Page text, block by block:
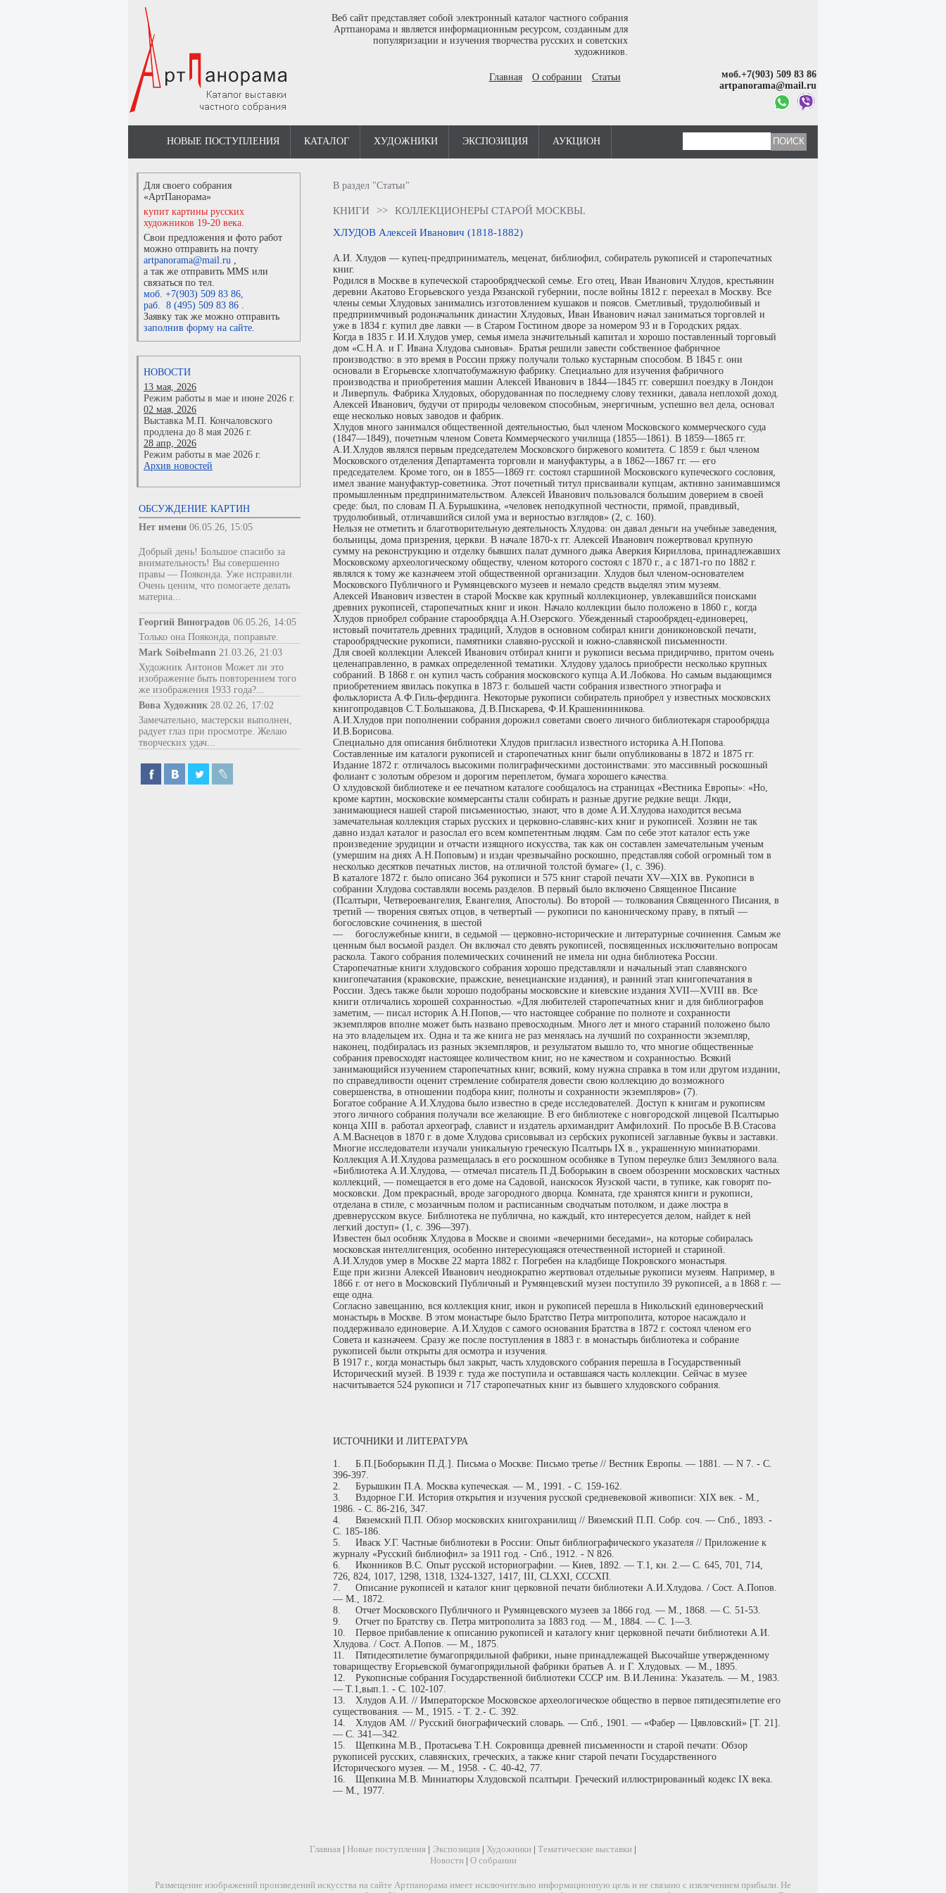
Веб сайт представляет собой электронный каталог частного собрания
Артпанорама и является информационным ресурсом, созданным для
популяризации и изучения творчества русских и советских
художников.
Главная О собрании Статьи
моб.+7(903) 509 83 86
artpanorama@mail.ru
НОВЫЕ ПОСТУПЛЕНИЯ КАТАЛОГ ХУДОЖНИКИ ЭКСПОЗИЦИЯ АУКЦИОН
Для своего собрания
«АртПанорама»
купит картины русских
художников 19-20 века.
Свои предложения и фото работ
можно отправить на почту
artpanorama@mail.ru ,
а так же отправить MMS или
связаться по тел.
моб. +7(903) 509 83 86,
раб. 8 (495) 509 83 86 .
Заявку так же можно отправить
заполнив форму на сайте.
НОВОСТИ
13 мая, 2026
Режим работы в мае и июне 2026 г.
02 мая, 2026
Выставка М.П. Кончаловского
продлена до 8 мая 2026 г.
28 апр, 2026
Режим работы в мае 2026 г.
Архив новостей
ОБСУЖДЕНИЕ КАРТИН
Нет имени 06.05.26, 15:05
Добрый день! Большое спасибо за
внимательность! Вы совершенно
правы — Пояконда. Уже исправили.
Очень ценим, что помогаете делать
материа...
Георгий Виноградов 06.05.26, 14:05
Только она Пояконда, поправьте.
Mark Soibelmann 21.03.26, 21:03
Художник Антонов Может ли это
изображение быть повторением того
же изображения 1933 года?...
Вова Художник 28.02.26, 17:02
Замечательно, мастерски выполнен,
радует глаз при просмотре. Желаю
творческих удач...
В раздел "Статьи"
КНИГИ >> КОЛЛЕКЦИОНЕРЫ СТАРОЙ МОСКВЫ.
ХЛУДОВ Алексей Иванович (1818-1882)
А.И. Хлудов — купец-предприниматель, меценат, библиофил, собиратель рукописей и старопечатных
книг.
Родился в Москве в купеческой старообрядческой семье. Его отец, Иван Иванович Хлудов, крестьянин
деревни Акатово Егорьевского уезда Рязанской губернии, после войны 1812 г. переехал в Москву. Все
члены семьи Хлудовых занимались изготовлением кушаков и поясов. Сметливый, трудолюбивый и
предприимчивый родоначальник династии Хлудовых, Иван Иванович начал заниматься торговлей и
уже в 1834 г. купил две лавки — в Старом Гостином дворе за номером 93 и в Городских рядах.
Когда в 1835 г. И.И.Хлудов умер, семья имела значительный капитал и хорошо поставленный торговый
дом «С.Н.А. и Г. Ивана Хлудова сыновья». Братья решили завести собственное фабричное
производство: в это время в России пряжу получали только кустарным способом. В 1845 г. они
основали в Егорьевске хлопчатобумажную фабрику. Специально для изучения фабричного
производства и приобретения машин Алексей Иванович в 1844—1845 гг. совершил поездку в Лондон
и Ливерпуль. Фабрика Хлудовых, оборудованная по последнему слову техники, давала неплохой доход.
Алексей Иванович, будучи от природы человеком способным, энергичным, успешно вел дела, основал
еще несколько новых заводов и фабрик.
Хлудов много занимался общественной деятельностью, был членом Московского коммерческого суда
(1847—1849), почетным членом Совета Коммерческого училища (1855—1861). В 1859—1865 гг.
А.И.Хлудов являлся первым председателем Московского биржевого комитета. С 1859 г. был членом
Московского отделения Департамента торговли и мануфактуры, а в 1862—1867 гг. — его
председателем. Кроме того, он в 1855—1869 гг. состоял старшиной Московского купеческого сословия,
имел звание мануфактур-советника. Этот почетный титул присваивали купцам, активно занимавшимся
промышленным предпринимательством. Алексей Иванович пользовался большим доверием в своей
среде: был, по словам П.А.Бурышкина, «человек неподкупной честности, прямой, правдивый,
трудолюбивый, отличавшийся силой ума и верностью взглядов» (2, с. 160).
Нельзя не отметить и благотворительную деятельность Хлудова: он давал деньги на учебные заведения,
больницы, дома призрения, церкви. В начале 1870-х гг. Алексей Иванович пожертвовал крупную
сумму на реконструкцию и отделку бывших палат думного дьяка Аверкия Кириллова, принадлежавших
Московскому археологическому обществу, членом которого состоял с 1870 г., а с 1871-го по 1882 г.
являлся к тому же казначеем этой общественной организации. Хлудов был членом-основателем
Московского Публичного и Румянцевского музеев и немало средств выделял этим музеям.
Алексей Иванович известен в старой Москве как крупный коллекционер, увлекавшийся поисками
древних рукописей, старопечатных книг и икон. Начало коллекции было положено в 1860 г., когда
Хлудов приобрел собрание старообрядца А.Н.Озерского. Убежденный старообрядец-единоверец,
истовый почитатель древних традиций, Хлудов в основном собирал книги дониконовской печати,
старообрядческие рукописи, памятники славяно-русской и южно-славянской письменности.
Для своей коллекции Алексей Иванович отбирал книги и рукописи весьма придирчиво, притом очень
целенаправленно, в рамках определенной тематики. Хлудову удалось приобрести несколько крупных
собраний. В 1868 г. он купил часть собрания московского купца А.И.Лобкова. Но самым выдающимся
приобретением явилась покупка в 1873 г. большей части собрания известного этнографа и
фольклориста А.Ф.Гиль-фердинга. Некоторые рукописи собиратель приобрел у известных московских
книгопродавцов С.Т.Большакова, Д.В.Пискарева, Ф.И.Крашенинникова.
А.И.Хлудов при пополнении собрания дорожил советами своего личного библиотекаря старообрядца
И.В.Борисова.
Специально для описания библиотеки Хлудов пригласил известного историка А.Н.Попова.
Составленные им каталоги рукописей и старопечатных книг были опубликованы в 1872 и 1875 гг.
Издание 1872 г. отличалось высокими полиграфическими достоинствами: это массивный роскошный
фолиант с золотым обрезом и дорогим переплетом, бумага хорошего качества.
О хлудовской библиотеке и ее печатном каталоге сообщалось на страницах «Вестника Европы»: «Но,
кроме картин, московские коммерсанты стали собирать и разные другие редкие вещи. Люди,
занимающиеся нашей старой письменностью, знают, что в доме А.И.Хлудова находится весьма
замечательная коллекция старых русских и церковно-славянс-ких книг и рукописей. Хозяин не так
давно издал каталог и разослал его всем компетентным людям. Сам по себе этот каталог есть уже
произведение эрудиции и отчасти изящного искусства, так как он составлен замечательным ученым
(умершим на днях А.Н.Поповым) и издан чрезвычайно роскошно, представляя собой огромный том в
несколько десятков печатных листов, на отличной толстой бумаге» (1, с. 396).
В каталоге 1872 г. было описано 364 рукописи и 575 книг старой печати XV—XIX вв. Рукописи в
собрании Хлудова составляли восемь разделов. В первый было включено Священное Писание
(Псалтыри, Четвероевангелия, Евангелия, Апостолы). Во второй — толкования Священного Писания, в
третий — творения святых отцов, в четвертый — рукописи по каноническому праву, в пятый —
богословские сочинения, в шестой
—
богослужебные книги, в седьмой — церковно-исторические и литературные сочинения. Самым же
ценным был восьмой раздел. Он включал сто девять рукописей, посвященных исключительно вопросам
раскола. Такого собрания полемических сочинений не имела ни одна библиотека России.
Старопечатные книги хлудовского собрания хорошо представляли и начальный этап славянского
книгопечатания (краковские, пражские, венецианские издания), и ранний этап книгопечатания в
России. Здесь также были хорошо подобраны московские и киевские издания XVII—XVIII вв. Все
книги отличались хорошей сохранностью. «Для любителей старопечатных книг и для библиографов
заметим, — писал историк А.Н.Попов,— что настоящее собрание по полноте и сохранности
экземпляров вполне может быть названо превосходным. Много лет и много стараний положено было
на это владельцем их. Одна и та же книга не раз менялась на лучший по сохранности экземпляр,
наконец, подбиралась из разных экземпляров, и результатом вышло то, что многие общественные
собрания превосходят настоящее количеством книг, но не качеством и сохранностью. Всякий
занимающийся изучением старопечатных книг, всякий, кому нужна справка в том или другом издании,
по справедливости оценит стремление собирателя довести свою коллекцию до возможного
совершенства, в отношении подбора книг, полноты и сохранности экземпляров» (7).
Богатое собрание А.И.Хлудова было известно в среде исследователей. Доступ к книгам и рукописям
этого личного собрания получали все желающие. В его библиотеке с новгородской лицевой Псалтырью
конца XIII в. работал археограф, славист и издатель архимандрит Амфилохий. По просьбе В.В.Стасова
А.М.Васнецов в 1870 г. в доме Хлудова срисовывал из сербских рукописей заглавные буквы и заставки.
Многие исследователи изучали уникальную греческую Псалтырь IX в., украшенную миниатюрами.
Коллекция А.И.Хлудова размещалась в его роскошном особняке в Тупом переулке близ Земляного вала.
«Библиотека А.И.Хлудова, — отмечал писатель П.Д.Боборыкин в своем обозрении московских частных
коллекций, — помещается в его доме на Садовой, наискосок Яузской части, в тупике, как говорят по-
московски. Дом прекрасный, вроде загородного дворца. Комната, где хранятся книги и рукописи,
отделана в стиле, с мозаичным полом и расписанным сводчатым потолком, и даже люстра в
древнерусском вкусе. Библиотека не публична, но каждый, кто интересуется делом, найдет к ней
легкий доступ» (1, с. 396—397).
Известен был особняк Хлудова в Москве и своими «вечерними беседами», на которые собиралась
московская интеллигенция, особенно интересующаяся отечественной историей и стариной.
А.И.Хлудов умер в Москве 22 марта 1882 г. Погребен на кладбище Покровского монастыря.
Еще при жизни Алексей Иванович неоднократно жертвовал отдельные рукописи музеям. Например, в
1866 г. от него в Московский Публичный и Румянцевский музеи поступило 39 рукописей, а в 1868 г. —
еще одна.
Согласно завещанию, вся коллекция книг, икон и рукописей перешла в Никольский единоверческий
монастырь в Москве. В этом монастыре было Братство Петра митрополита, которое насаждало и
поддерживало единоверие. А.И.Хлудов с самого основания Братства в 1872 г. состоял членом его
Совета и казначеем. Сразу же после поступления в 1883 г. в монастырь библиотека и собрание
рукописей были открыты для осмотра и изучения.
В 1917 г., когда монастырь был закрыт, часть хлудовского собрания перешла в Государственный
Исторический музей. В 1939 г. туда же поступила и оставшаяся часть коллекции. Сейчас в музее
насчитывается 524 рукописи и 717 старопечатных книг из бывшего хлудовского собрания.
ИСТОЧНИКИ И ЛИТЕРАТУРА
1.
Б.П.[Боборыкин П.Д.]. Письма о Москве: Письмо третье // Вестник Европы. — 1881. — N 7. - С.
396-397.
2.
Бурышкин П.А. Москва купеческая. — М., 1991. - С. 159-162.
3.
Вздорное Г.И. История открытия и изучения русской средневековой живописи: XIX век. - М.,
1986. - С. 86-216, 347.
4.
Вяземский П.П. Обзор московских книгохранилищ // Вяземский П.П. Собр. соч. — Спб., 1893. -
С. 185-186.
5.
Иваск У.Г. Частные библиотеки в России: Опыт библиографического указателя // Приложение к
журналу «Русский библиофил» за 1911 год. - Спб., 1912. - N 826.
6.
Иконников B.C. Опыт русской историографии. — Киев, 1892. — Т.1, кн. 2.— С. 645, 701, 714,
726, 824, 1017, 1298, 1318, 1324-1327, 1417, III, CLXXI, СССХП.
7.
Описание рукописей и каталог книг церковной печати библиотеки А.И.Хлудова. / Сост. А.Попов.
— М., 1872.
8.
Отчет Московского Публичного и Румянцевского музеев за 1866 год. — М., 1868. — С. 51-53.
9.
Отчет по Братству св. Петра митрополита за 1883 год. — М., 1884. — С. 1—3.
10.
Первое прибавление к описанию рукописей и каталогу книг церковной печати библиотеки А.И.
Хлудова. / Сост. А.Попов. — М., 1875.
11.
Пятидесятилетие бумагопрядильной фабрики, ныне принадлежащей Высочайше утвержденному
товариществу Егорьевской бумагопрядильной фабрики братьев А. и Г. Хлудовых. — М., 1895.
12.
Рукописные собрания Государственной библиотеки СССР им. В.И.Ленина: Указатель. — М., 1983.
— Т.1,вып.1. - С. 102-107.
13.
Хлудов А.И. // Императорское Московское археологическое общество в первое пятидесятилетие его
существования. — М., 1915. - Т. 2.- С. 392.
14.
Хлудов AM. // Русский биографический словарь. — Спб., 1901. — «Фабер — Цявловский» [Т. 21].
— С. 341—342.
15.
Щепкина М.В., Протасьева Т.Н. Сокровища древней письменности и старой печати: Обзор
рукописей русских, славянских, греческих, а также книг старой печати Государственного
Исторического музея. — М., 1958. - С. 40-42, 77.
16.
Щепкина М.В. Миниатюры Хлудовской псалтыри. Греческий иллюстрированный кодекс IX века.
— М., 1977.
Главная | Новые поступления | Экспозиция | Художники | Тематические выставки |
Новости | О собрании
Размещение изображений произведений искусства на сайте Артпанорама имеет исключительно информационную цель и не связано с извлечением прибыли. Не